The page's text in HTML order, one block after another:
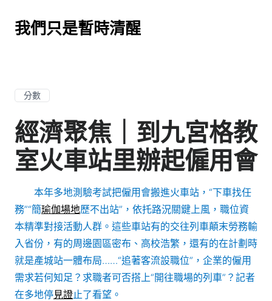
我們只是暫時清醒
分數
經濟聚焦｜到九宮格教
室火車站里辦起僱用會
本年多地測驗考試把僱用會搬進火車站，“下車找任
務”“簡瑜伽場地歷不出站”，依托路況關鍵上風，職位資
本精準對接活動人群。這些車站有的交往列車顛末勞務輸
入省份，有的周邊園區密布、高校浩繁，還有的在計劃時
就是產城站一體布局……“追著客流設職位”，企業的僱用
需求若何知足？求職者可否搭上“開往職場的列車”？記者
在多地停見證止了看望。